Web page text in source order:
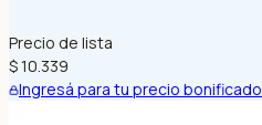
Precio de lista
$ 10.339
Ingresá para tu precio bonificado